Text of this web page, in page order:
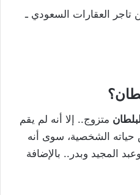
العقارات السعودي ـ
متزوج.. إلا أنه لم يقم
الشخصية، سوى أنه
المجيد وبدر.. بالإضافة